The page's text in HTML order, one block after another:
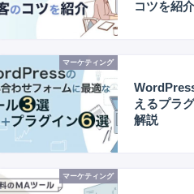
コツを紹介
マーケティング
えるプラ
解説
マーケティング